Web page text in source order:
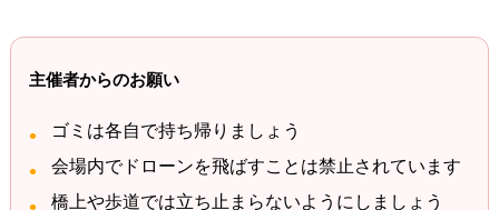
主催者からのお願い
ゴミは各自で持ち帰りましょう
会場内でドローンを飛ばすことは禁止されています
橋上や歩道では立ち止まらないようにしましょう